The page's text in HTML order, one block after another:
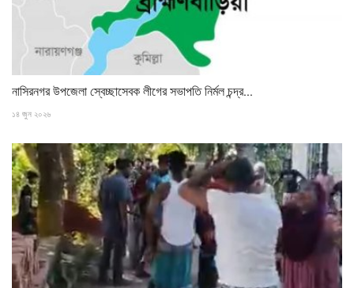
নাসিরনগর উপজেলা স্বেচ্ছাসেবক লীগের সভাপতি নির্মল চন্দ্র...
১৪ জুন ২০২৬